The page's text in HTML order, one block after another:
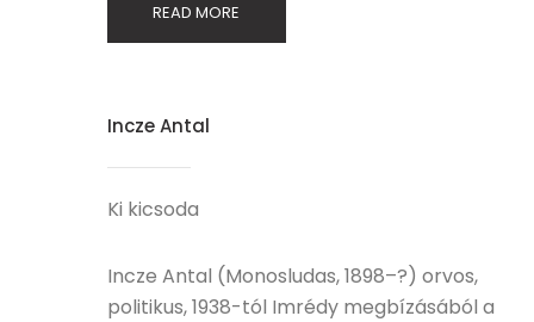
READ MORE
Incze Antal
Ki kicsoda
Incze Antal (Monosludas, 1898–?) orvos,
politikus, 1938-tól Imrédy megbízásából a